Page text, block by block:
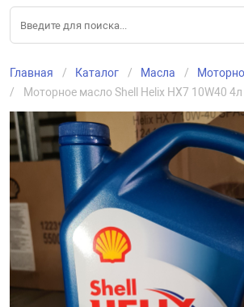
Главная Каталог Масла
Моторное масло Shell Helix HX7 10W40